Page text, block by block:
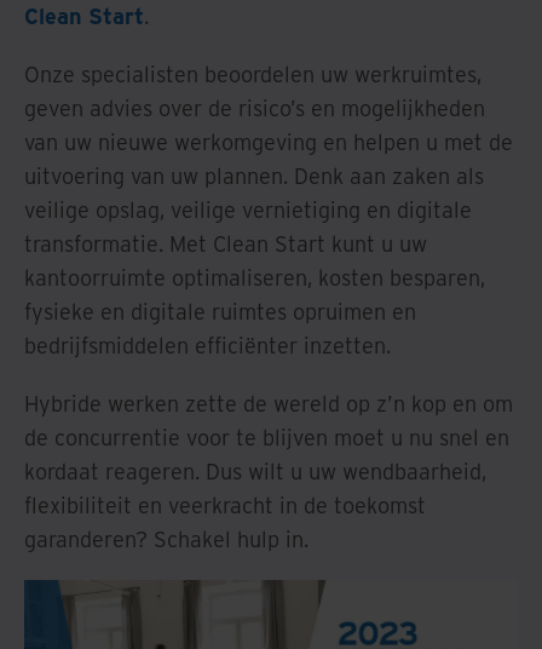
Clean Start.
Onze specialisten beoordelen uw werkruimtes,
geven advies over de risico’s en mogelijkheden
van uw nieuwe werkomgeving en helpen u met de
uitvoering van uw plannen. Denk aan zaken als
veilige opslag, veilige vernietiging en digitale
transformatie. Met Clean Start kunt u uw
kantoorruimte optimaliseren, kosten besparen,
fysieke en digitale ruimtes opruimen en
bedrijfsmiddelen efficiënter inzetten.
Hybride werken zette de wereld op z’n kop en om
de concurrentie voor te blijven moet u nu snel en
kordaat reageren. Dus wilt u uw wendbaarheid,
flexibiliteit en veerkracht in de toekomst
garanderen? Schakel hulp in.